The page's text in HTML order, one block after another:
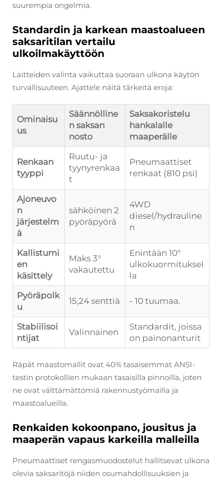
suurempia ongelmia.
Standardin ja karkean maastoalueen
saksaritilan vertailu
ulkoilmakäyttöön
Laitteiden valinta vaikuttaa suoraan ulkona käytön
turvallisuuteen. Ajattele näitä tärkeitä eroja:
Ominaisu
us
Säännölline
n saksan
nosto
Saksakoristelu
hankalalle
maaperälle
Renkaan
tyyppi
Ruutu- ja
tyynyrenkaa
t
Pneumaattiset
renkaat (810 psi)
Ajoneuvo
n
järjestelm
ä
sähköinen 2
pyöräpyörä
4WD
diesel/hydrauline
n
Kallistumi
en
käsittely
Maks 3°
vakautettu
Enintään 10°
ulkokuormituksel
la
Pyöräpolk
u
15,24 senttiä - 10 tuumaa.
Stabiilisoi
ntijat
Valinnainen
Standardit, joissa
on painonanturit
Räpät maastomallit ovat 40% tasaisemmat ANSI-
testin protokollien mukaan tasaisilla pinnoilla, joten
ne ovat välttämättömiä rakennustyömailla ja
maastoalueilla.
Renkaiden kokoonpano, jousitus ja
maaperän vapaus karkeilla malleilla
Pneumaattiset rengasmuodostelut hallitsevat ulkona
olevia saksaritöjä niiden osumahdollisuuksien ja